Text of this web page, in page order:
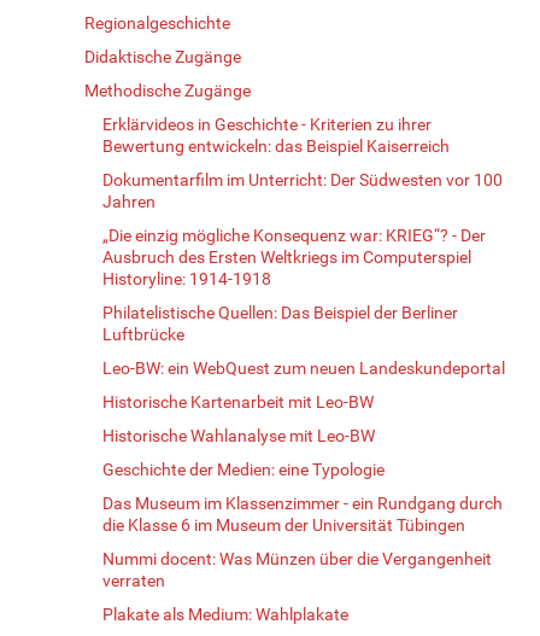
Regionalgeschichte
Didaktische Zugänge
Methodische Zugänge
Erklärvideos in Geschichte - Kriterien zu ihrer
Bewertung entwickeln: das Beispiel Kaiserreich
Dokumentarfilm im Unterricht: Der Südwesten vor 100
Jahren
„Die einzig mögliche Konsequenz war: KRIEG“? - Der
Ausbruch des Ersten Weltkriegs im Computerspiel
Historyline: 1914-1918
Philatelistische Quellen: Das Beispiel der Berliner
Luftbrücke
Leo-BW: ein WebQuest zum neuen Landeskundeportal
Historische Kartenarbeit mit Leo-BW
Historische Wahlanalyse mit Leo-BW
Geschichte der Medien: eine Typologie
Das Museum im Klassenzimmer - ein Rundgang durch
die Klasse 6 im Museum der Universität Tübingen
Nummi docent: Was Münzen über die Vergangenheit
verraten
Plakate als Medium: Wahlplakate